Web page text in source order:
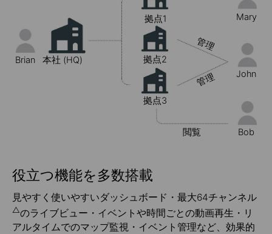
Brian 本社 (HQ)
拠点1
拠点2
拠点3
管理
管理
閲覧
Mary
John
Bob
役立つ機能を多数搭載
見やすく使いやすいダッシュボード・最大64チャンネル
△のライブビュー・イベントや時間ごとの動画再生・リ
アルタイムでのマップ監視・イベント管理など、効果的